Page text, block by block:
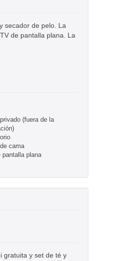
secador de pelo. La
de pantalla plana. La
(fuera de la
cama
pantalla plana
gratuita y set de té y